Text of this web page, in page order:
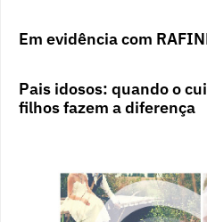
Em evidência com
Pais idosos: quando o
filhos fazem a diferença